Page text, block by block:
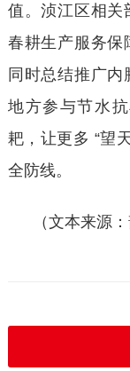
值。浈江区相关
春耕生产服务保
同时总结推广
地方参与节水
耙，让更多 “望
全防线。
（文本来源